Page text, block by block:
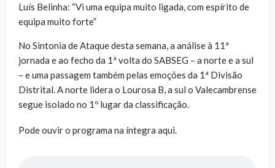
Luís Belinha: “Vi uma equipa muito ligada, com espírito de
equipa muito forte”
No Sintonia de Ataque desta semana, a análise à 11ª
jornada e ao fecho da 1ª volta do SABSEG – a norte e a sul
– e uma passagem também pelas emoções da 1ª Divisão
Distrital. A norte lidera o Lourosa B, a sul o Valecambrense
segue isolado no 1º lugar da classificação.
Pode ouvir o programa na íntegra aqui.